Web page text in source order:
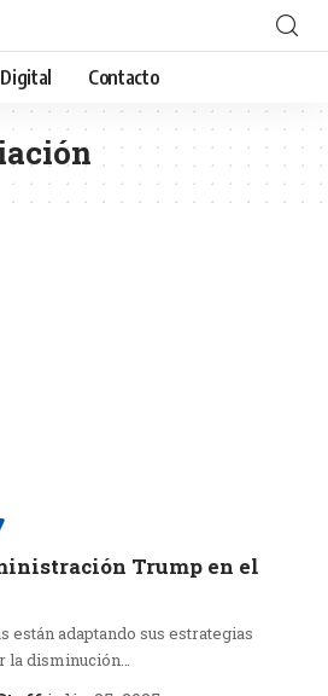
Contacto
Trump en el
están adaptando sus estrategias
la disminución…